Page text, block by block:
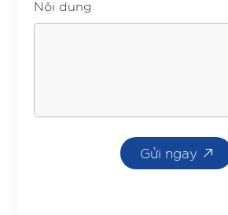
Nội dung
Gửi ngay